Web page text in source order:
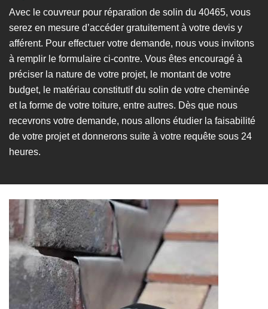
Avec le couvreur pour réparation de solin du 40465, vous
serez en mesure d’accéder gratuitement à votre devis y
afférent. Pour effectuer votre demande, nous vous invitons
à remplir le formulaire ci-contre. Vous êtes encouragé à
préciser la nature de votre projet, le montant de votre
budget, le matériau constitutif du solin de votre cheminée
et la forme de votre toiture, entre autres. Dès que nous
recevrons votre demande, nous allons étudier la faisabilité
de votre projet et donnerons suite à votre requête sous 24
heures.